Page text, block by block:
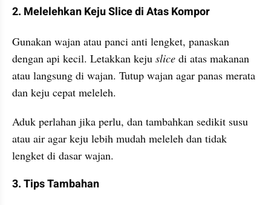
2. Melelehkan Keju Slice di Atas Kompor
Gunakan wajan atau panci anti lengket, panaskan
dengan api kecil. Letakkan keju slice di atas makanan
atau langsung di wajan. Tutup wajan agar panas merata
dan keju cepat meleleh.
Aduk perlahan jika perlu, dan tambahkan sedikit susu
atau air agar keju lebih mudah meleleh dan tidak
lengket di dasar wajan.
3. Tips Tambahan